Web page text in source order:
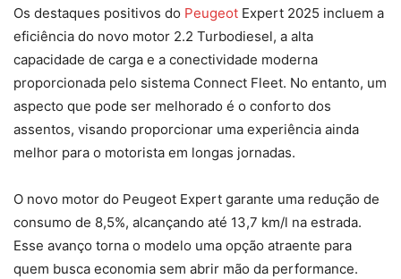
Os destaques positivos do Peugeot Expert 2025 incluem a
eficiência do novo motor 2.2 Turbodiesel, a alta
capacidade de carga e a conectividade moderna
proporcionada pelo sistema Connect Fleet. No entanto, um
aspecto que pode ser melhorado é o conforto dos
assentos, visando proporcionar uma experiência ainda
melhor para o motorista em longas jornadas.
O novo motor do Peugeot Expert garante uma redução de
consumo de 8,5%, alcançando até 13,7 km/l na estrada.
Esse avanço torna o modelo uma opção atraente para
quem busca economia sem abrir mão da performance.